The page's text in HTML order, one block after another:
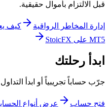
قبل الالتزام بأموال حقيقية.
إدارة المخاطر الرواقية كيف
MT5 على StoicFX
ابدأ رحلتك
جرّب حساباً تجريبياً أو ابدأ التداول
فتح حساب عرض أنواع